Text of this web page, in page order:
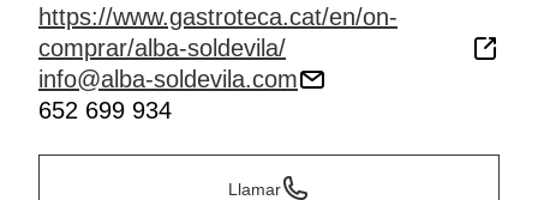
https://www.gastroteca.cat/en/on-
comprar/alba-soldevila/
info@alba-soldevila.com
652 699 934
Llamar